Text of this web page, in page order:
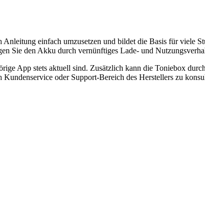
Anleitung einfach umzusetzen und bildet die Basis für viele
Sie den Akku durch vernünftiges Lade- und
App stets aktuell sind. Zusätzlich kann die Toniebox
oder Support-Bereich des Herstellers zu